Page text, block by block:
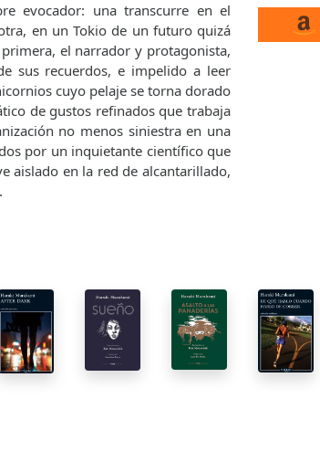
evocador: una transcurre en el
en un Tokio de un futuro quizá
el narrador y protagonista,
sus recuerdos, e impelido a leer
cuyo pelaje se torna dorado
de gustos refinados que trabaja
no menos siniestra en una
por un inquietante científico que
aislado en la red de alcantarillado,